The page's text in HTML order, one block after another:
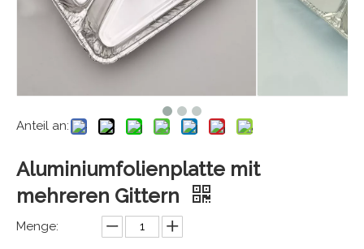
Anteil an:
Aluminiumfolienplatte mit
mehreren Gittern
Menge: